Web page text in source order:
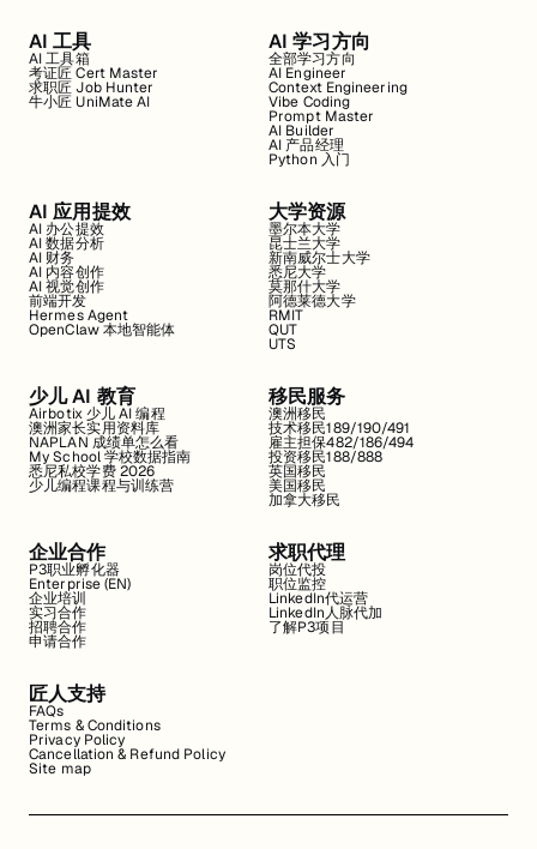
AI 工具
AI 工具箱
考证匠 Cert Master
求职匠 Job Hunter
牛小匠 UniMate AI
AI 学习方向
全部学习方向
AI Engineer
Context Engineering
Vibe Coding
Prompt Master
AI Builder
AI 产品经理
Python 入门
AI 应用提效
AI 办公提效
AI 数据分析
AI 财务
AI 内容创作
AI 视觉创作
前端开发
Hermes Agent
OpenClaw 本地智能体
大学资源
墨尔本大学
昆士兰大学
新南威尔士大学
悉尼大学
莫那什大学
阿德莱德大学
RMIT
QUT
UTS
少儿 AI 教育
Airbotix 少儿 AI 编程
澳洲家长实用资料库
NAPLAN 成绩单怎么看
My School 学校数据指南
悉尼私校学费 2026
少儿编程课程与训练营
移民服务
澳洲移民
技术移民189/190/491
雇主担保482/186/494
投资移民188/888
英国移民
美国移民
加拿大移民
企业合作
P3职业孵化器
Enterprise (EN)
企业培训
实习合作
招聘合作
申请合作
求职代理
岗位代投
职位监控
LinkedIn代运营
LinkedIn人脉代加
了解P3项目
匠人支持
FAQs
Terms & Conditions
Privacy Policy
Cancellation & Refund Policy
Site map